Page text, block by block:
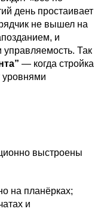
день простаивает
не вышел на
и
управляемость. Так
— когда стройка
выстроены
на планёрках;
и